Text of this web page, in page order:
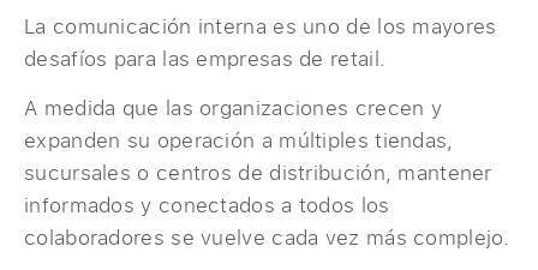
La comunicación interna es uno de los mayores
desafíos para las empresas de retail.
A medida que las organizaciones crecen y
expanden su operación a múltiples tiendas,
sucursales o centros de distribución, mantener
informados y conectados a todos los
colaboradores se vuelve cada vez más complejo.